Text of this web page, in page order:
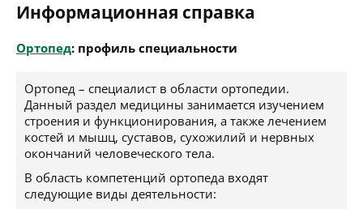
Информационная справка
Ортопед: профиль специальности
Ортопед – специалист в области ортопедии.
Данный раздел медицины занимается изучением
строения и функционирования, а также лечением
костей и мышц, суставов, сухожилий и нервных
окончаний человеческого тела.
В область компетенций ортопеда входят
следующие виды деятельности: